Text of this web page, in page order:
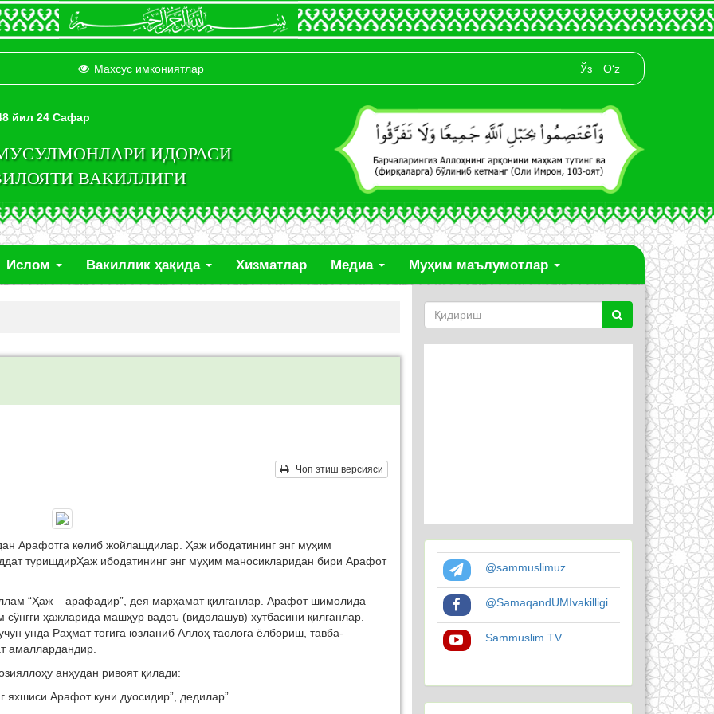
Махсус имкониятлар Ўз O‘z
йил 24 Сафар
ИДОРАСИ
ВАКИЛЛИГИ
Ислом Вакиллик ҳақида Хизматлар Медиа Муҳим маълумотлар
Чоп этиш версияси
Арафотга келиб жойлашдилар. Ҳаж ибодатининг энг муҳим
туришдирҲаж ибодатининг энг муҳим маносикларидан бири Арафот
“Ҳаж – арафадир”, дея марҳамат қилганлар. Арафот шимолида
ҳажларида машҳур вадоъ (видолашув) хутбасини қилганлар.
унда Раҳмат тоғига юзланиб Аллоҳ таолога ёлбориш, тавба-
амаллардандир.
анҳудан ривоят қилади:
Арафот куни дуосидир”, дедилар”.
@sammuslimuz
@SamaqandUMIvakilligi
Sammuslim.TV